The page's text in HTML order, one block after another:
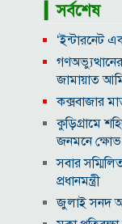
▎সর্বশেষ
‘ইন্টারনেট
জামায়াত
কক্সবাজার
কুড়িগ্রামে
জনমনে ক্ষোভ
সবার
প্রধানমন্ত্রী
জুলাই সনদ